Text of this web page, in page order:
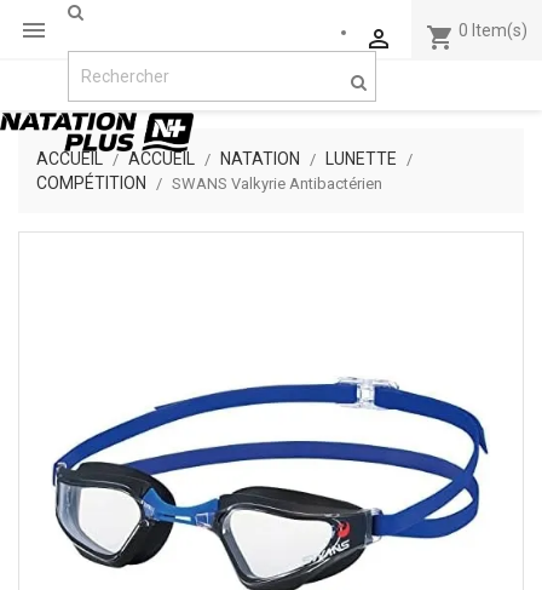
 shopping_cart 0 Item(s)

ACCUEIL ACCUEIL NATATION
LUNETTE
COMPÉTITION
SWANS Valkyrie Antibactérien